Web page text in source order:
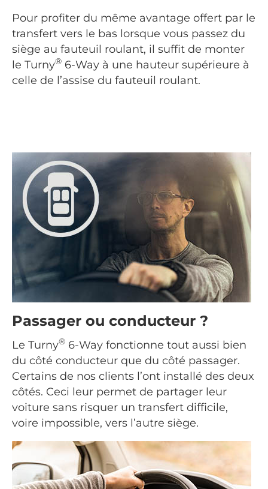
Pour profiter du même avantage offert par le
transfert vers le bas lorsque vous passez du
siège au fauteuil roulant, il suffit de monter
le Turny® 6-Way à une hauteur supérieure à
celle de l’assise du fauteuil roulant.
Passager ou conducteur ?
Le Turny® 6-Way fonctionne tout aussi bien
du côté conducteur que du côté passager.
Certains de nos clients l’ont installé des deux
côtés. Ceci leur permet de partager leur
voiture sans risquer un transfert difficile,
voire impossible, vers l’autre siège.